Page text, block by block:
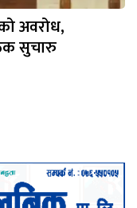
अवरोध,
सुचारु